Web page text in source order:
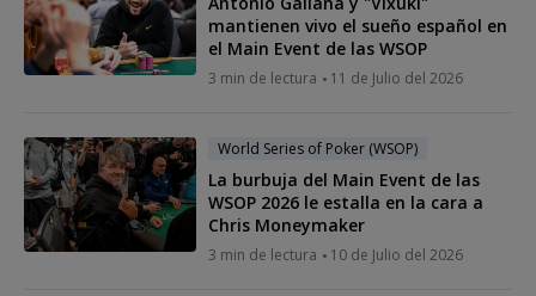
mantienen vivo el sueño español en
el Main Event de las WSOP
3 min de lectura 11 de Julio del 2026
World Series of Poker (WSOP)
La burbuja del Main Event de las
WSOP 2026 le estalla en la cara a
Chris Moneymaker
3 min de lectura 10 de Julio del 2026